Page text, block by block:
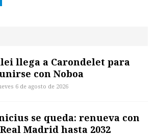
llega a Carondelet para
con Noboa
6 de agosto de 2026
se queda: renueva con
Madrid hasta 2032